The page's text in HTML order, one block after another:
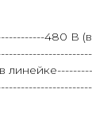
480 В